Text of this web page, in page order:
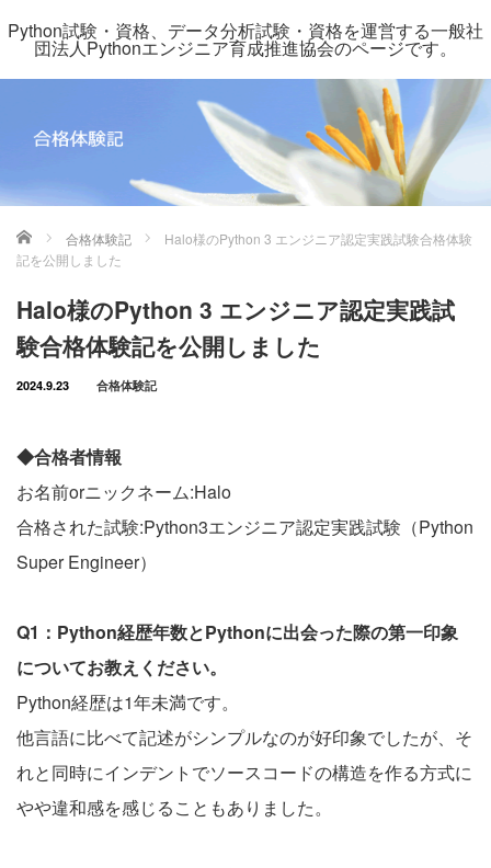
Python試験・資格、データ分析試験・資格を運営する一般社
団法人Pythonエンジニア育成推進協会のページです。
ホーム 合格体験記
Halo様のPython 3 エンジニア認定実践試験合格体験
記を公開しました
Halo様のPython 3 エンジニア認定実践試
験合格体験記を公開しました
2024.9.23 合格体験記
◆合格者情報
お名前orニックネーム:Halo
合格された試験:Python3エンジニア認定実践試験（Python
Super Engineer）
Q1：Python経歴年数とPythonに出会った際の第一印象
についてお教えください。
Python経歴は1年未満です。
他言語に比べて記述がシンプルなのが好印象でしたが、そ
れと同時にインデントでソースコードの構造を作る方式に
やや違和感を感じることもありました。